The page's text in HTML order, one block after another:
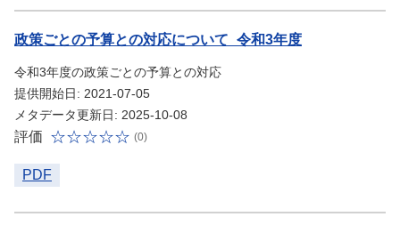
政策ごとの予算との対応について_令和3年度
令和3年度の政策ごとの予算との対応
提供開始日: 2021-07-05
メタデータ更新日: 2025-10-08
評価 (0)
PDF